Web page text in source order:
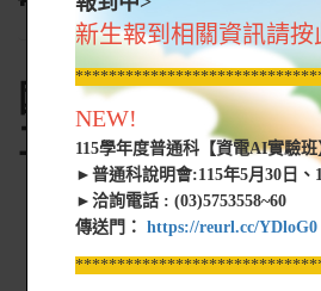
國家發展委員會
工具
新生報到相關資訊請
NEW!
115學年度普通科【資電AI實驗
►普通科說明會:115年5月30日、
►洽詢電話 : (03)5753558~60
傳送門： https://reurl.cc/YDloG0